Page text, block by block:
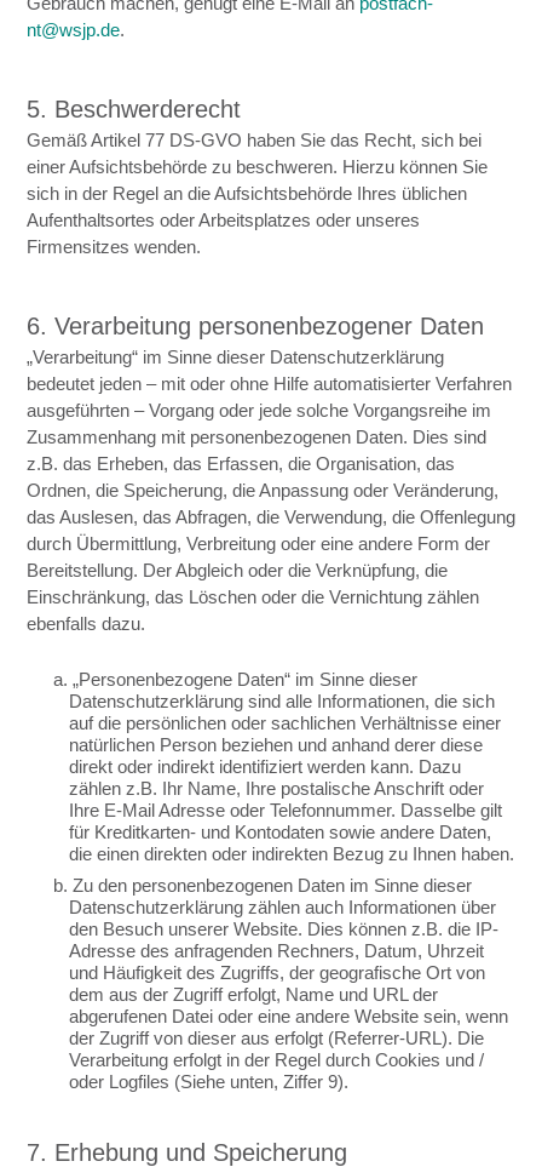
nt@wsjp.de.
5. Beschwerderecht
Gemäß Artikel 77 DS-GVO haben Sie das Recht, sich bei
einer Aufsichtsbehörde zu beschweren. Hierzu können Sie
sich in der Regel an die Aufsichtsbehörde Ihres üblichen
Aufenthaltsortes oder Arbeitsplatzes oder unseres
Firmensitzes wenden.
6. Verarbeitung personenbezogener Daten
„Verarbeitung“ im Sinne dieser Datenschutzerklärung
bedeutet jeden – mit oder ohne Hilfe automatisierter Verfahren
ausgeführten – Vorgang oder jede solche Vorgangsreihe im
Zusammenhang mit personenbezogenen Daten. Dies sind
z.B. das Erheben, das Erfassen, die Organisation, das
Ordnen, die Speicherung, die Anpassung oder Veränderung,
das Auslesen, das Abfragen, die Verwendung, die Offenlegung
durch Übermittlung, Verbreitung oder eine andere Form der
Bereitstellung. Der Abgleich oder die Verknüpfung, die
Einschränkung, das Löschen oder die Vernichtung zählen
ebenfalls dazu.
a. „Personenbezogene Daten“ im Sinne dieser
Datenschutzerklärung sind alle Informationen, die sich
auf die persönlichen oder sachlichen Verhältnisse einer
natürlichen Person beziehen und anhand derer diese
direkt oder indirekt identifiziert werden kann. Dazu
zählen z.B. Ihr Name, Ihre postalische Anschrift oder
Ihre E-Mail Adresse oder Telefonnummer. Dasselbe gilt
für Kreditkarten- und Kontodaten sowie andere Daten,
die einen direkten oder indirekten Bezug zu Ihnen haben.
b. Zu den personenbezogenen Daten im Sinne dieser
Datenschutzerklärung zählen auch Informationen über
den Besuch unserer Website. Dies können z.B. die IP-
Adresse des anfragenden Rechners, Datum, Uhrzeit
und Häufigkeit des Zugriffs, der geografische Ort von
dem aus der Zugriff erfolgt, Name und URL der
abgerufenen Datei oder eine andere Website sein, wenn
der Zugriff von dieser aus erfolgt (Referrer-URL). Die
Verarbeitung erfolgt in der Regel durch Cookies und /
oder Logfiles (Siehe unten, Ziffer 9).
7. Erhebung und Speicherung